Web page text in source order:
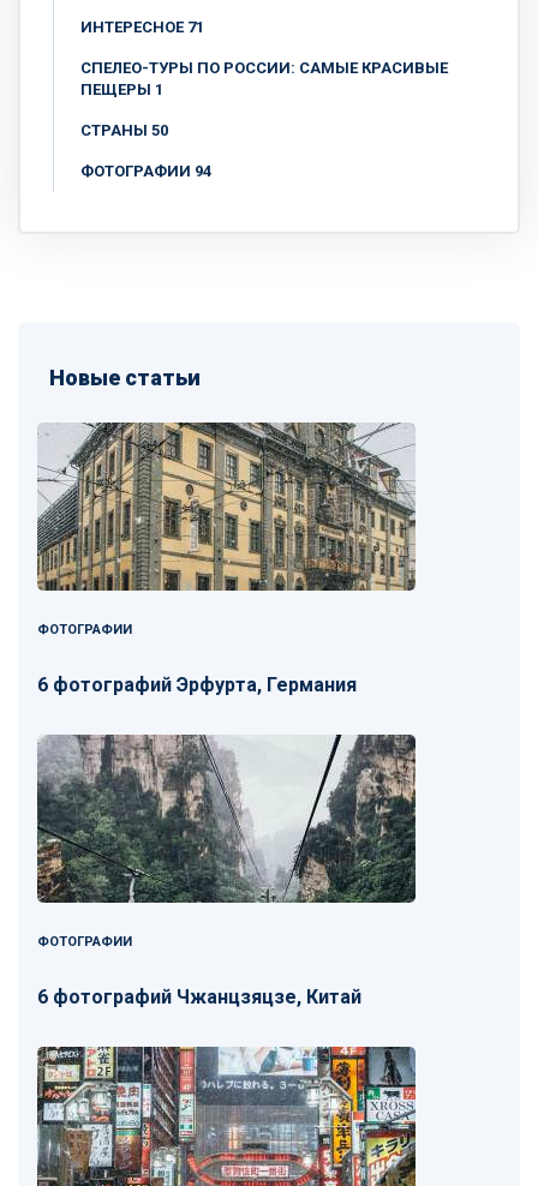
ИНТЕРЕСНОЕ 71
СПЕЛЕО-ТУРЫ ПО РОССИИ: САМЫЕ КРАСИВЫЕ
ПЕЩЕРЫ 1
СТРАНЫ 50
ФОТОГРАФИИ 94
Новые статьи
ФОТОГРАФИИ
6 фотографий Эрфурта, Германия
ФОТОГРАФИИ
6 фотографий Чжанцзяцзе, Китай